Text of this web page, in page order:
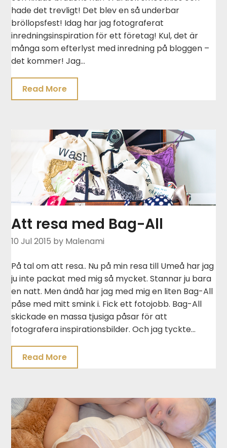
hade det trevligt! Det blev en så underbar
bröllopsfest! Idag har jag fotograferat
inredningsinspiration för ett företag! Kul, det är
många som efterlyst med inredning på bloggen –
det kommer! Jag…
Read More
Att resa med Bag-All
10 Jul 2015 by Malenami
På tal om att resa.. Nu på min resa till Umeå har jag
ju inte packat med mig så mycket. Stannar ju bara
en natt. Men ändå har jag med mig en liten Bag-All
påse med mitt smink i. Fick ett fotojobb. Bag-All
skickade en massa tjusiga påsar för att
fotografera inspirationsbilder. Och jag tyckte…
Read More